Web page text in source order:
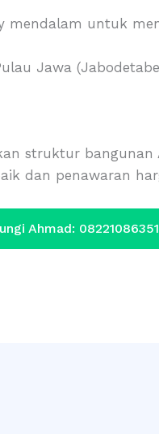
mendalam untuk
Jawa
struktur bangunan
dan penawaran
Ahmad: